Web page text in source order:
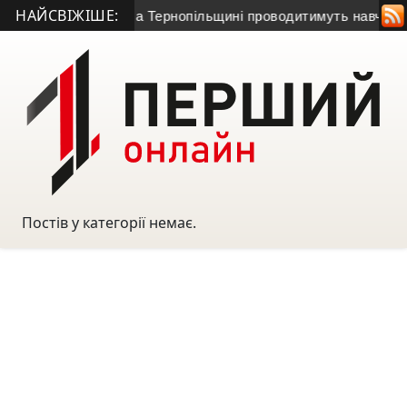
НАЙСВІЖІШЕ:
• На Тернопільщині проводитимуть навчання з
Постів у категорії немає.